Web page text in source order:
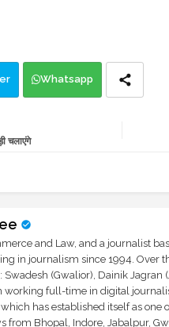
Whatsapp
चलाएंगे
and Law, and a journalist
in journalism since 1994. Over
(Gwalior), Dainik Jagran
working full-time in digital
has established itself as one
from Bhopal, Indore, Jabalpur,